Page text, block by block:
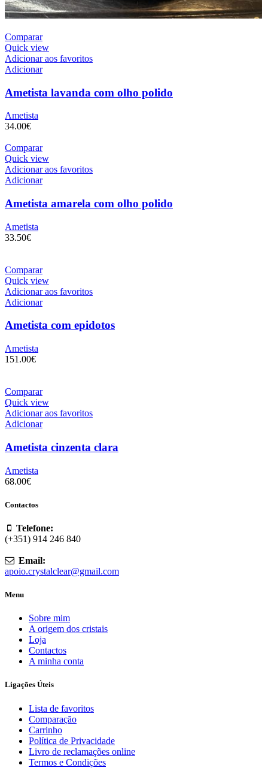
Comparar
Quick view
Adicionar aos favoritos
Adicionar
Ametista lavanda com olho polido
Ametista
34.00€
Comparar
Quick view
Adicionar aos favoritos
Adicionar
Ametista amarela com olho polido
Ametista
33.50€
Comparar
Quick view
Adicionar aos favoritos
Adicionar
Ametista com epidotos
Ametista
151.00€
Comparar
Quick view
Adicionar aos favoritos
Adicionar
Ametista cinzenta clara
Ametista
68.00€
Contactos
Telefone:
(+351) 914 246 840
Email:
apoio.crystalclear@gmail.com
Menu
Sobre mim
A origem dos cristais
Loja
Contactos
A minha conta
Ligações Úteis
Lista de favoritos
Comparação
Carrinho
Política de Privacidade
Livro de reclamações online
Termos e Condições